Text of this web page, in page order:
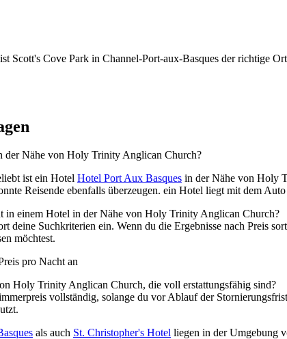
Scott's Cove Park in Channel-Port-aux-Basques der richtige
der Nähe von Holy Trinity Anglican Church?
ist ein Hotel Hotel Port Aux Basques in der Nähe von Holy
Reisende ebenfalls überzeugen. ein Hotel liegt mit dem
in einem Hotel in der Nähe von Holy Trinity Anglican Church?
deine Suchkriterien ein. Wenn du die Ergebnisse nach Preis
möchtest.
pro Nacht an
Holy Trinity Anglican Church, die voll erstattungsfähig sind?
vollständig, solange du vor Ablauf der
als auch St. Christopher's Hotel liegen in der Umgebung